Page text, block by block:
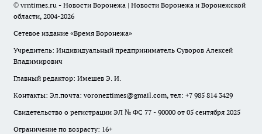
© vrntimes.ru - Новости Воронежа | Новости Воронежа и Воронежской
области, 2004-2026
Сетевое издание «Время Воронежа»
Учредитель: Индивидуальный предприниматель Суворов Алексей
Владимирович
Главный редактор: Имешев Э. И.
Контакты: Эл.почта: voroneztimes@gmail.com, тел: +7 985 814 3429
Свидетельство о регистрации ЭЛ № ФС 77 - 90000 от 05 сентября 2025
Ограничение по возрасту: 16+